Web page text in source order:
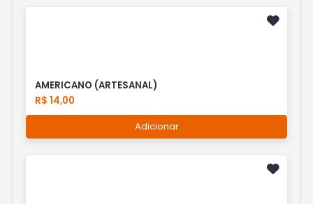
AMERICANO (ARTESANAL)
R$ 14,00
Adicionar